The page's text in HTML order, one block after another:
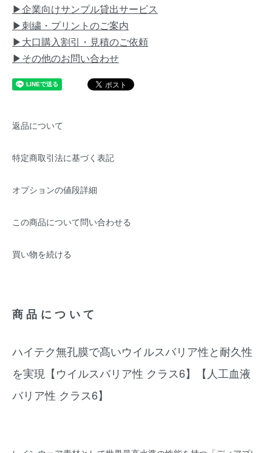
▶企業向けサンプル貸出サービス
▶刺繍・プリントのご案内
▶大口購入割引・見積のご依頼
▶その他のお問い合わせ
返品について
特定商取引法に基づく表記
オプションの値段詳細
この商品について問い合わせる
買い物を続ける
商品について
ハイテク無孔膜で髙いウイルスバリア性と耐久性
を実現【ウイルスバリア性 クラス6】【人工血液
バリア性 クラス6】